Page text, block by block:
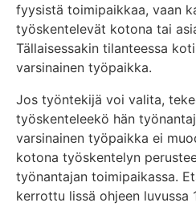
fyysistä toimipaikkaa, vaan
työskentelevät kotona tai
Tällaisessakin tilanteessa
varsinainen työpaikka.
Jos työntekijä voi valita,
työskenteleekö hän
varsinainen työpaikka ei
kotona työskentelyn
työnantajan toimipaikassa.
kerrottu lissä ohjeen luvussa